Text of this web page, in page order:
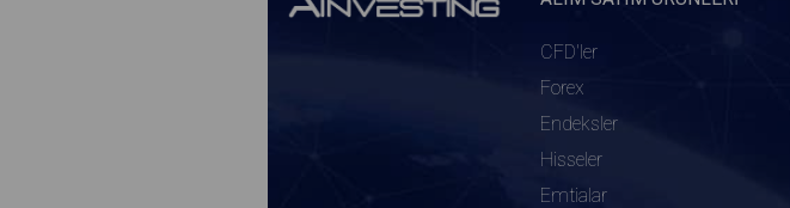
CFD'ler
Forex
Endeksler
Hisseler
Emtialar